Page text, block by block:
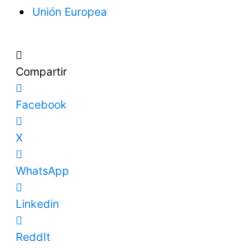
Unión Europea
Compartir
Facebook
X
WhatsApp
Linkedin
ReddIt